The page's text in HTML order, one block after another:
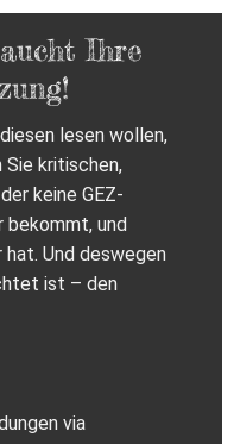
Ihre
lesen wollen,
kritischen,
keine GEZ-
bekommt, und
hat. Und deswegen
ist – den
via